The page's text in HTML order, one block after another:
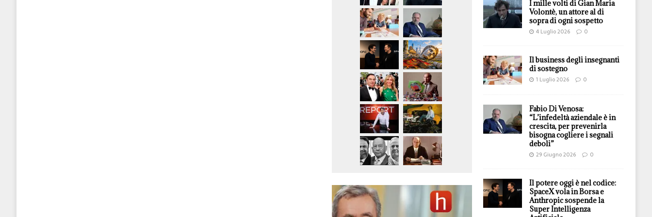
I mille volti di Gian Maria
Volontè, un attore al di
sopra di ogni sospetto
4 Luglio 2026 0
Il business degli insegnanti
di sostegno
1 Luglio 2026 0
Fabio Di Venosa:
“L’infedeltà aziendale è in
crescita, per prevenirla
bisogna cogliere i segnali
deboli”
29 Giugno 2026 0
Il potere oggi è nel codice:
SpaceX vola in Borsa e
Anthropic sospende la
Super Intelligenza